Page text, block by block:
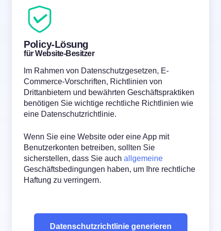
Policy-Lösung
für Website-Besitzer
Im Rahmen von Datenschutzgesetzen, E-
Commerce-Vorschriften, Richtlinien von
Drittanbietern und bewährten Geschäftspraktiken
benötigen Sie wichtige rechtliche Richtlinien wie
eine Datenschutzrichtlinie.
Wenn Sie eine Website oder eine App mit
Benutzerkonten betreiben, sollten Sie
sicherstellen, dass Sie auch allgemeine
Geschäftsbedingungen haben, um Ihre rechtliche
Haftung zu verringern.
Datenschutzrichtlinie generieren